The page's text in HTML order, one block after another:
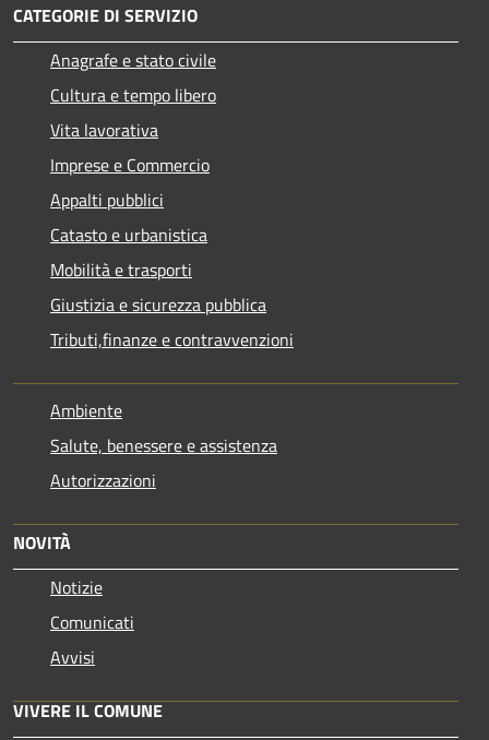
CATEGORIE DI SERVIZIO
Anagrafe e stato civile
Cultura e tempo libero
Vita lavorativa
Imprese e Commercio
Appalti pubblici
Catasto e urbanistica
Mobilità e trasporti
Giustizia e sicurezza pubblica
Tributi,finanze e contravvenzioni
Ambiente
Salute, benessere e assistenza
Autorizzazioni
NOVITÀ
Notizie
Comunicati
Avvisi
VIVERE IL COMUNE